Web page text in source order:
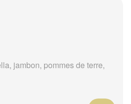
jambon, pommes de terre,